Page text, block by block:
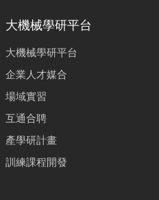
大機械學研平台
大機械學研平台
企業人才媒合
場域實習
互通合聘
產學研計畫
訓練課程開發